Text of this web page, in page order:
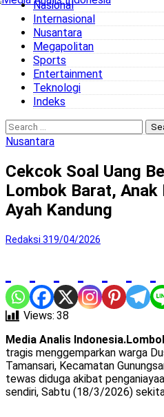
content
Nasional
Internasional
Nusantara
Megapolitan
Sports
Entertainment
Teknologi
Indeks
Search
for:
Nusantara
Cekcok Soal Uang
Lombok Barat, Anak
Ayah Kandung
Redaksi 319/04/2026
Views: 38
Media Analis
tragis menggemparkan warga
Tamansari, Kecamatan
tewas diduga akibat
sendiri, Sabtu (18/3/2026)